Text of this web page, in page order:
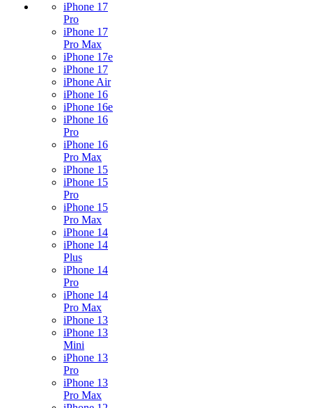
iPhone 17
Pro
iPhone 17
Pro Max
iPhone 17e
iPhone 17
iPhone Air
iPhone 16
iPhone 16e
iPhone 16
Pro
iPhone 16
Pro Max
iPhone 15
iPhone 15
Pro
iPhone 15
Pro Max
iPhone 14
iPhone 14
Plus
iPhone 14
Pro
iPhone 14
Pro Max
iPhone 13
iPhone 13
Mini
iPhone 13
Pro
iPhone 13
Pro Max